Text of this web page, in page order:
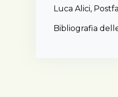
Luca Alici,
Bibliografia